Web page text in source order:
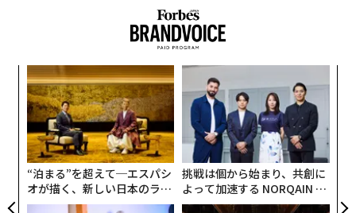
「大きく減速した」とみられると、シンガポールのDZT
Researchで調査責任者を務めるケ・ヤンは述べている。
“泊まる”を超えて─エスパシ
オが描く、新しい日本のラグ
ジュアリー（中編）
挑戦は個から始まり、共創に
よって加速する NORQAIN JA
PAN 特別座談会